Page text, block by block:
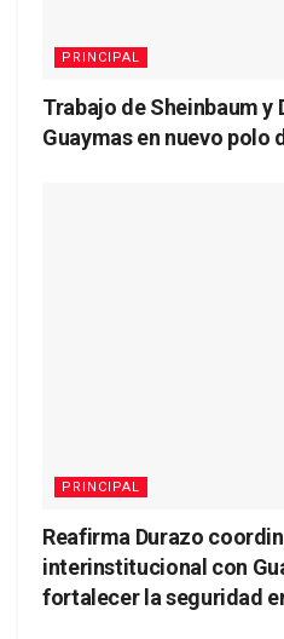
PRINCIPAL
Trabajo de Sheinbaum
Guaymas en nuevo polo
PRINCIPAL
Reafirma Durazo
interinstitucional con
fortalecer la seguridad